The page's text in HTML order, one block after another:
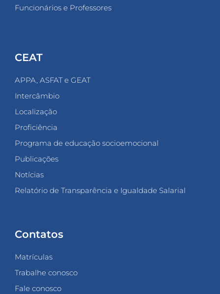
Funcionários e Professores
CEAT
APPA, ASFAT e GEAT
Intercâmbio
Localização
Proficiência
Programa de educação socioemocional
Publicações
Notícias
Relatório de Transparência e Igualdade Salarial
Contatos
Matrículas
Trabalhe conosco
Fale conosco